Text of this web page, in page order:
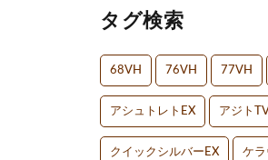
タグ検索
68VH 76VH 77VH
アシュトレトEX アジトTV
クイックシルバーEX ケラ